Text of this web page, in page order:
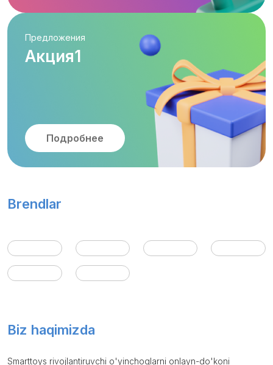
Предложения
Акция1
Подробнее
Brendlar
Biz haqimizda
Smarttoys rivojlantiruvchi o'yinchoqlarni onlayn-do'koni